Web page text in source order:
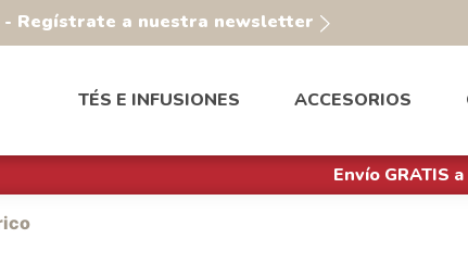
- Regístrate a nuestra newsletter
TÉS E INFUSIONES ACCESORIOS
Envío GRATIS